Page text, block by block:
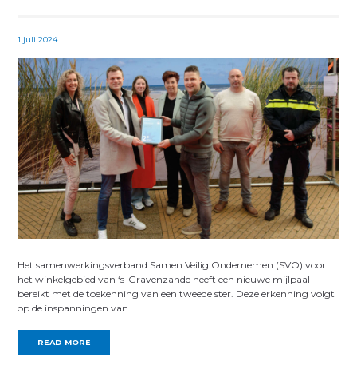
1 juli 2024
Het samenwerkingsverband Samen Veilig Ondernemen (SVO) voor
het winkelgebied van ‘s-Gravenzande heeft een nieuwe mijlpaal
bereikt met de toekenning van een tweede ster. Deze erkenning volgt
op de inspanningen van
READ MORE